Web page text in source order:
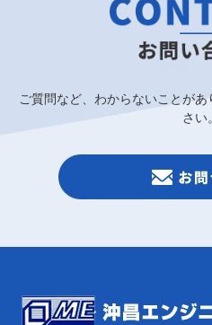
ご質問など、わからないことが
さい